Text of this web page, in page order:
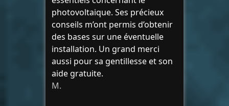
photovoltaique. Ses précieux
conseils m’ont permis d’obtenir
des bases sur une éventuelle
installation. Un grand merci
aussi pour sa gentillesse et son
aide gratuite.
M.